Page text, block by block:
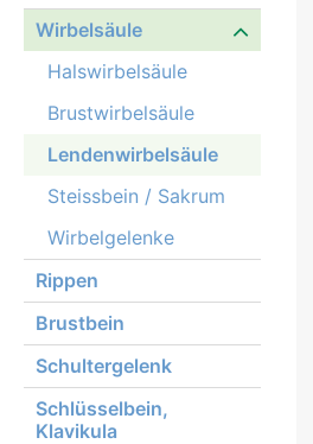
Wirbelsäule
Halswirbelsäule
Brustwirbelsäule
Lendenwirbelsäule
Steissbein / Sakrum
Wirbelgelenke
Rippen
Brustbein
Schultergelenk
Schlüsselbein,
Klavikula